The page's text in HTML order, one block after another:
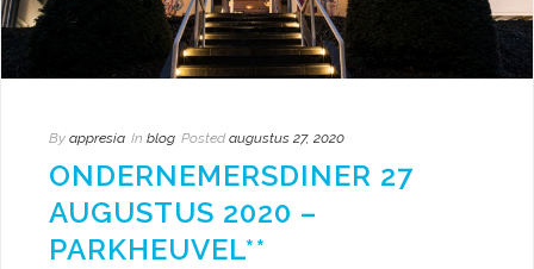
By appresia In blog Posted augustus 27, 2020
ONDERNEMERSDINER 27
AUGUSTUS 2020 –
PARKHEUVEL**